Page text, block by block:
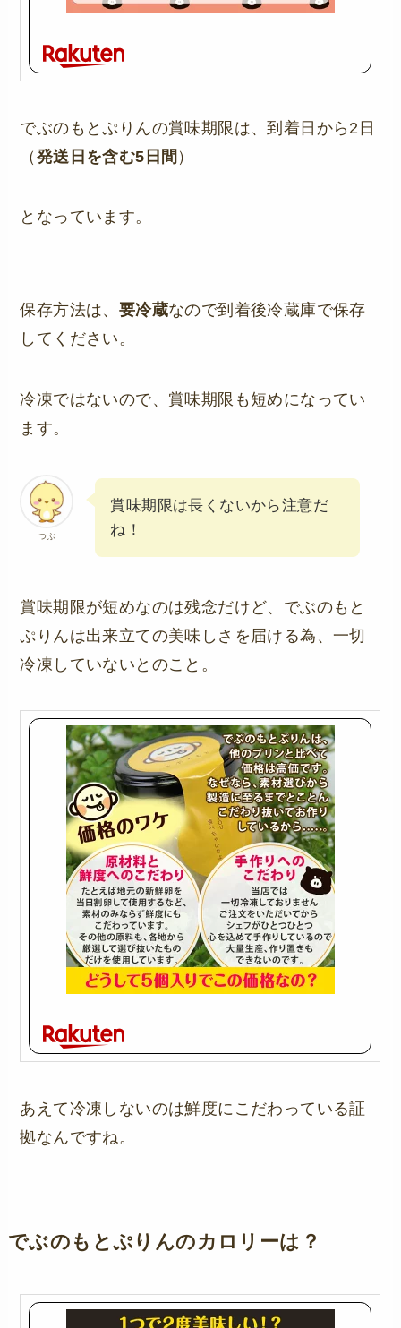
でぶのもとぷりんの賞味期限は、到着日から2日
（ 発送日を含む5日間 ）
となっています。
保存方法は、 要冷蔵なので到着後冷蔵庫で保存
してください。
冷凍ではないので、賞味期限も短めになってい
ます。
つぶ
賞味期限は長くないから注意だ
ね！
賞味期限が短めなのは残念だけど、でぶのもと
ぷりんは出来立ての美味しさを届ける為、一切
冷凍していないとのこと。
あえて冷凍しないのは鮮度にこだわっている証
拠なんですね。
でぶのもとぷりんのカロリーは？